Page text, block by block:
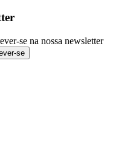
se na nossa newsletter
se